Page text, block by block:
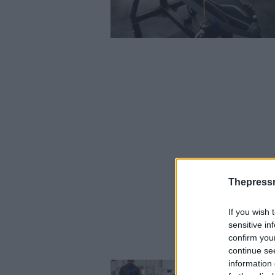
If you wish
sensitive
confirm
continue
information